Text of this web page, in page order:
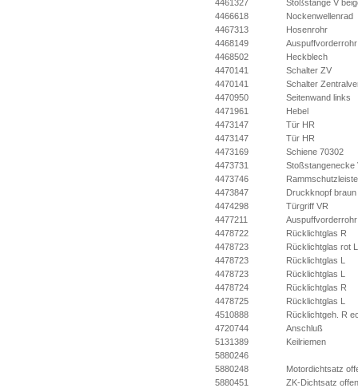
4461327
Stoßstange V
4466618
Nockenwellenrad
4467313
Hosenrohr
4468149
4468502
Heckblech
4470141
Schalter ZV
4470141
Schalter
4470950
Seitenwand links
4471961
Hebel
4473147
Tür HR
4473147
Tür HR
4473169
Schiene 70302
4473731
Stoßstangenecke
4473746
4473847
Druckknopf braun
4474298
Türgriff VR
4477211
4478722
Rücklichtglas R
4478723
Rücklichtglas rot L
4478723
Rücklichtglas L
4478723
Rücklichtglas L
4478724
Rücklichtglas R
4478725
Rücklichtglas L
4510888
Rücklichtgeh. R
4720744
Anschluß
5131389
Keilriemen
5880246
5880248
Motordichtsatz
5880451
ZK-Dichtsatz offen